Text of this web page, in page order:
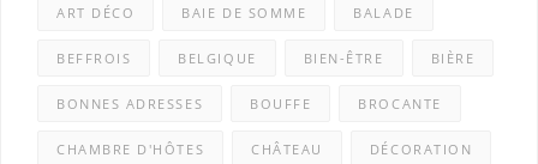
ART DÉCO BAIE DE SOMME BALADE
BEFFROIS BELGIQUE BIEN-ÊTRE BIÈRE
BONNES ADRESSES BOUFFE BROCANTE
CHAMBRE D'HÔTES CHÂTEAU DÉCORATION